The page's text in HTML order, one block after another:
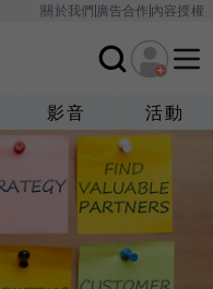
關於我們廣告合作內容授權
影音 活動